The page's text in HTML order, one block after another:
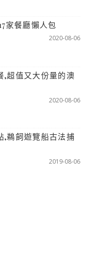
家餐廳懶人包
2020-08-06
,超值又大份量的澳
2020-08-06
,鵜飼遊覽船古法捕
2019-08-06